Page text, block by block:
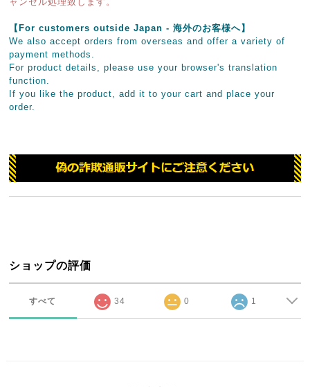
【For customers outside Japan - 海外のお客様へ】
We also accept orders from overseas and offer a variety of
payment methods.
For product details, please use your browser's translation
function.
If you like the product, add it to your cart and place your
order.
ショップの評価
すべて 34 0 1